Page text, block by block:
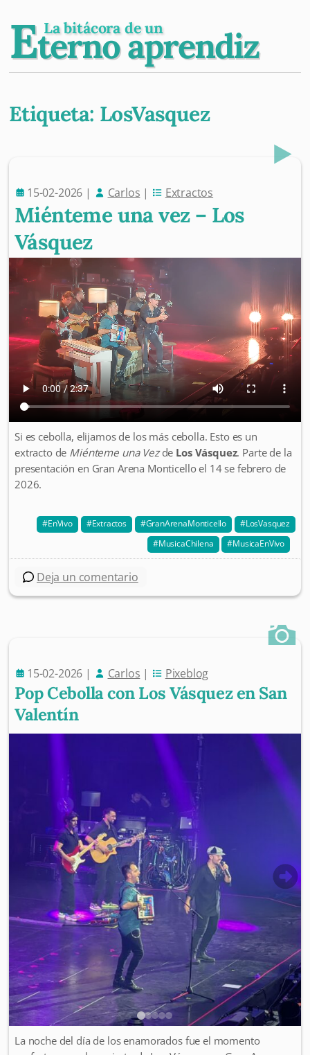
Eterno aprendiz
La bitácora de un
Etiqueta: LosVasquez
15-02-2026 | Carlos | Extractos
Miénteme una vez – Los
Vásquez
Si es cebolla, elijamos de los más cebolla. Esto es un
extracto de Miénteme una Vezde Los Vásquez. Parte de la
presentación en Gran Arena Monticello el 14 se febrero de
2026.
EnVivo Extractos GranArenaMonticello
LosVasquez
MusicaChilena
MusicaEnVivo
Deja un comentario
15-02-2026 | Carlos | Pixeblog
Pop Cebolla con Los Vásquez en San
Valentín
La noche del día de los enamorados fue el momento